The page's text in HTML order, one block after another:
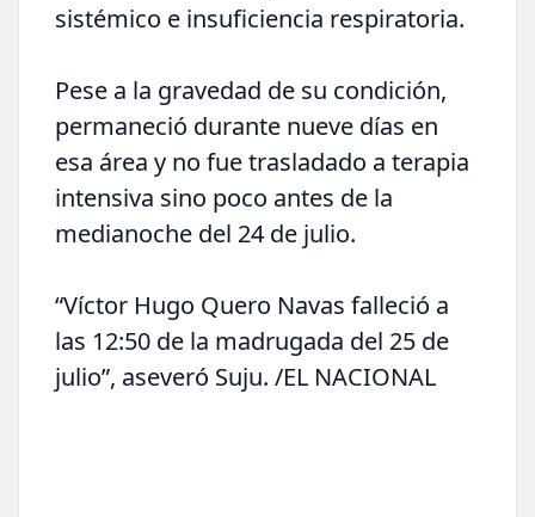
sistémico e insuficiencia respiratoria.
Pese a la gravedad de su condición,
permaneció durante nueve días en
esa área y no fue trasladado a terapia
intensiva sino poco antes de la
medianoche del 24 de julio.
“Víctor Hugo Quero Navas falleció a
las 12:50 de la madrugada del 25 de
julio”, aseveró Suju. /EL NACIONAL